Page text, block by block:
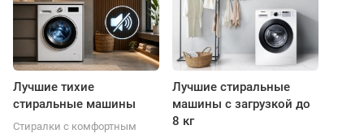
Лучшие тихие
стиральные машины
Стиралки с комфортным
Лучшие стиральные
машины с загрузкой до
8 кг